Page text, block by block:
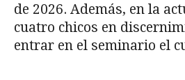
de 2026. Además, en la
cuatro chicos en
entrar en el seminario el